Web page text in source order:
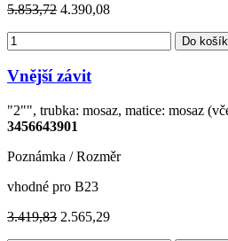
5.853,72 4.390,08
Do
Vnější závit
"2"", trubka: mosaz, matice: mosaz
3456643901
Poznámka / Rozměr
vhodné pro B23
3.419,83 2.565,29